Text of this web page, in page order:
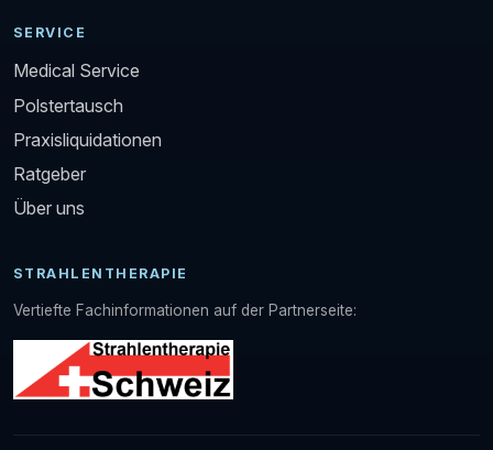
SERVICE
Medical Service
Polstertausch
Praxisliquidationen
Ratgeber
Über uns
STRAHLENTHERAPIE
Vertiefte Fachinformationen auf der Partnerseite: